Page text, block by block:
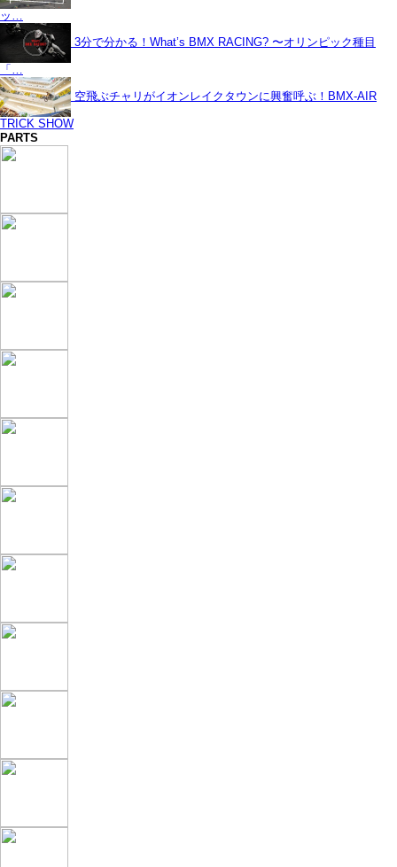
ッ…
3分で分かる！What’s BMX RACING? 〜オリンピック種目
「…
空飛ぶチャリがイオンレイクタウンに興奮呼ぶ！BMX-AIR
TRICK SHOW
PARTS